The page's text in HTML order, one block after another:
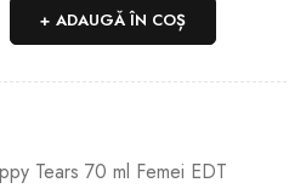
ADAUGĂ ÎN COȘ
Tears 70 ml Femei EDT